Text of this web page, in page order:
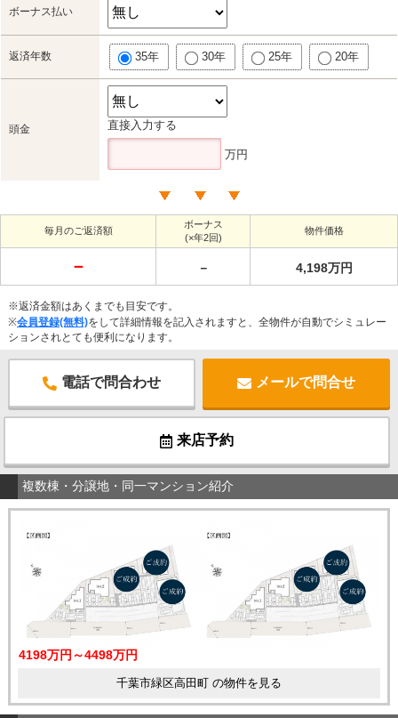
ボーナス払い
返済年数 35年 30年 25年 20年
頭金 直接入力する
万円
毎月のご返済額
ボーナス
(×年2回)
物件価格
－ － 4,198万円
※返済金額はあくまでも目安です。
※会員登録(無料)をして詳細情報を記入されますと、全物件が自動でシミュレー
ションされとても便利になります。
電話で問合わせ メールで問合せ
来店予約
複数棟・分譲地・同一マンション紹介
4198万円～4498万円
千葉市緑区高田町 の物件を見る